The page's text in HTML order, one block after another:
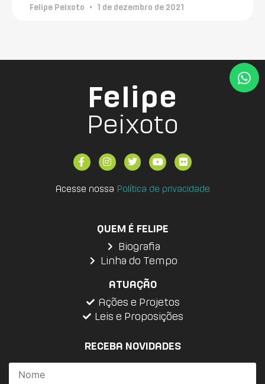
Felipe Peixoto 1 de dezembro de 2021
Felipe
Peixoto
Acesse nossa Política de privacidade
QUEM É FELIPE
Biografia
Linha do Tempo
ATUAÇÃO
Ações e Projetos
Leis e Proposições
RECEBA NOVIDADES